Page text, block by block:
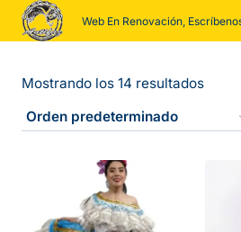
Saltar
Web En Renovación,
Mostrando los 14 resultados